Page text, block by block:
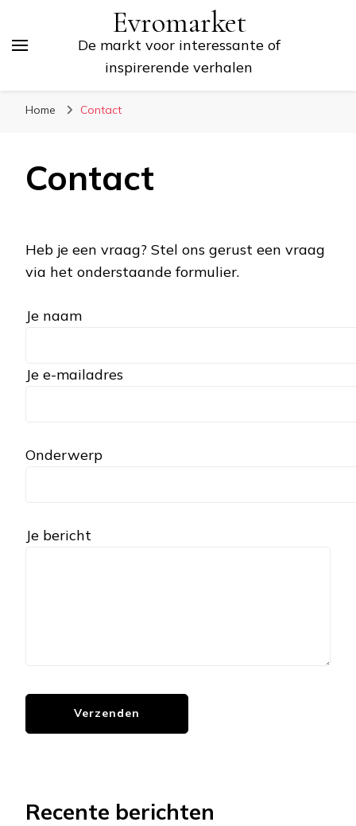
Evromarket
De markt voor interessante of
inspirerende verhalen
Home Contact
Contact
Heb je een vraag? Stel ons gerust een vraag
via het onderstaande formulier.
Je naam
Je e-mailadres
Onderwerp
Je bericht
Recente berichten